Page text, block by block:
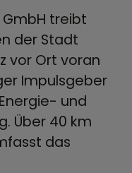
treibt
der Stadt
vor Ort voran
Impulsgeber
und
Über 40 km
das